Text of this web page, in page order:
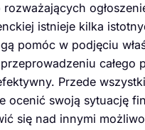
rozważających
istnieje kilka
pomóc w podjęciu
całego
Przede
ocenić swoją sytuację
się nad innymi